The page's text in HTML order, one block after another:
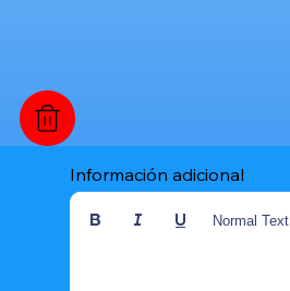
Información adicional
Normal Text